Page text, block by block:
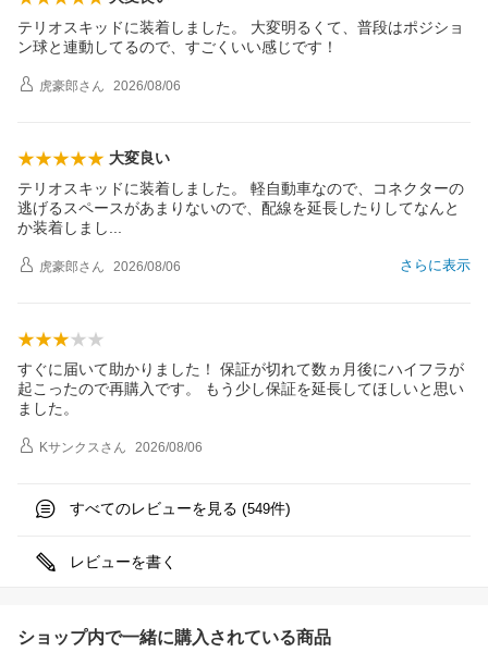
テリオスキッドに装着しました。 大変明るくて、普段はポジショ
ン球と連動してるので、すごくいい感じです！
虎豪郎さん 2026/08/06
大変良い
テリオスキッドに装着しました。 軽自動車なので、コネクターの
逃げるスペースがあまりないので、配線を延長したりしてなんと
か装着しま し
さらに表示
虎豪郎さん 2026/08/06
すぐに届いて助かりました！ 保証が切れて数ヵ月後にハイフラが
起こったので再購入です。 もう少し保証を延長してほしいと思い
ました。
Kサンクスさん 2026/08/06
すべてのレビューを見る (549件)
レビューを書く
ショップ内で一緒に購入されている商品